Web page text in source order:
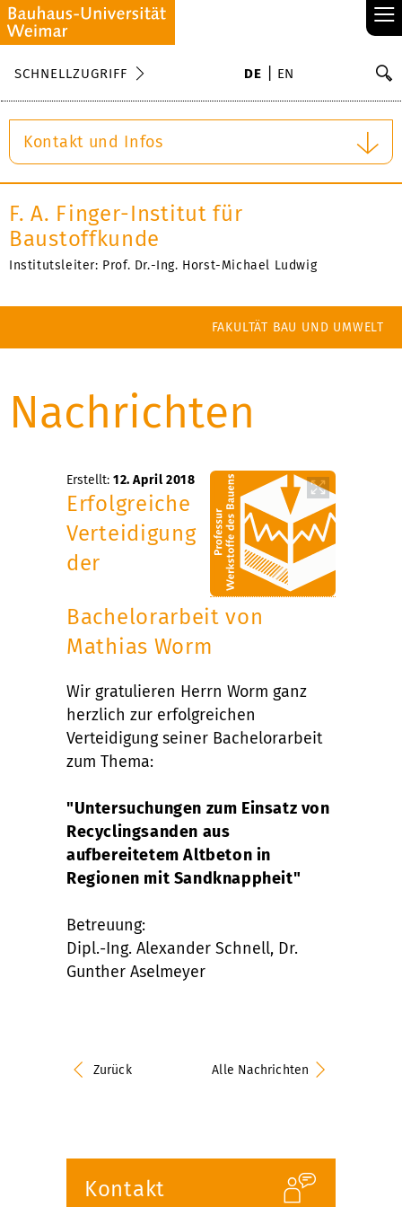
≡
SCHNELLZUGRIFF DE EN
Kontakt und Infos
F. A. Finger-Institut für
Baustoffkunde
Institutsleiter: Prof. Dr.-Ing. Horst-Michael Ludwig
FAKULTÄT BAU UND UMWELT
Nachrichten
Erstellt: 12. April 2018
Erfolgreiche
Verteidigung
der
Bachelorarbeit von
Mathias Worm
Wir gratulieren Herrn Worm ganz
herzlich zur erfolgreichen
Verteidigung seiner Bachelorarbeit
zum Thema:
"Untersuchungen zum Einsatz von
Recyclingsanden aus
aufbereitetem Altbeton in
Regionen mit Sandknappheit"
Betreuung:
Dipl.-Ing. Alexander Schnell, Dr.
Gunther Aselmeyer
Zurück Alle Nachrichten
Kontakt